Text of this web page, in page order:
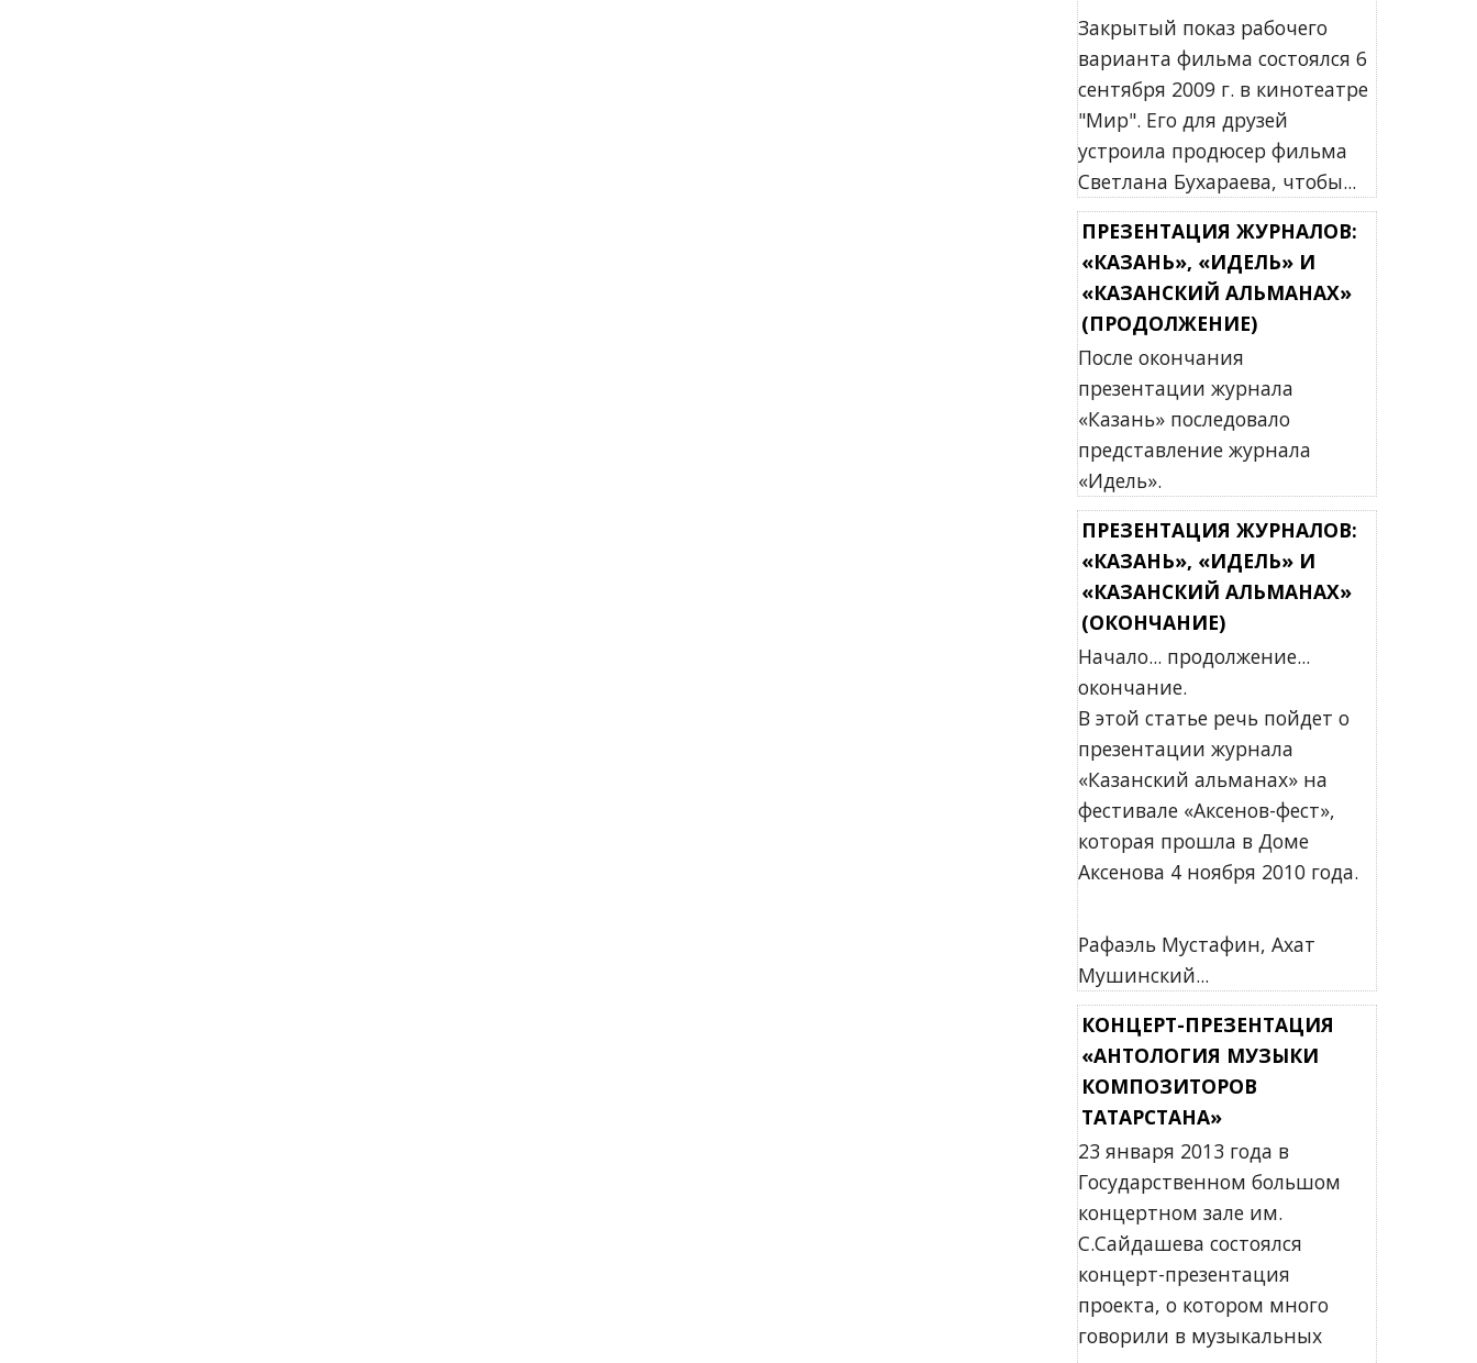
Закрытый показ рабочего
варианта фильма состоялся 6
сентября 2009 г. в кинотеатре
"Мир". Его для друзей
устроила продюсер фильма
Светлана Бухараева, чтобы...
ПРЕЗЕНТАЦИЯ ЖУРНАЛОВ:
«КАЗАНЬ», «ИДЕЛЬ» И
«КАЗАНСКИЙ АЛЬМАНАХ»
(ПРОДОЛЖЕНИЕ)
После окончания
презентации журнала
«Казань» последовало
представление журнала
«Идель».
ПРЕЗЕНТАЦИЯ ЖУРНАЛОВ:
«КАЗАНЬ», «ИДЕЛЬ» И
«КАЗАНСКИЙ АЛЬМАНАХ»
(ОКОНЧАНИЕ)
Начало... продолжение...
окончание.
В этой статье речь пойдет о
презентации журнала
«Казанский альманах» на
фестивале «Аксенов-фест»,
которая прошла в Доме
Аксенова 4 ноября 2010 года.
Рафаэль Мустафин, Ахат
Мушинский...
КОНЦЕРТ-ПРЕЗЕНТАЦИЯ
«АНТОЛОГИЯ МУЗЫКИ
КОМПОЗИТОРОВ
ТАТАРСТАНА»
23 января 2013 года в
Государственном большом
концертном зале им.
С.Сайдашева состоялся
концерт-презентация
проекта, о котором много
говорили в музыкальных